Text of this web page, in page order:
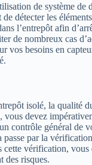
de système de
détecter les
l’entrepôt afin
de nombreux cas
vos besoins en
isolé, la qualité
vous devez
contrôle général de
passe par la
cette vérification,
des risques.